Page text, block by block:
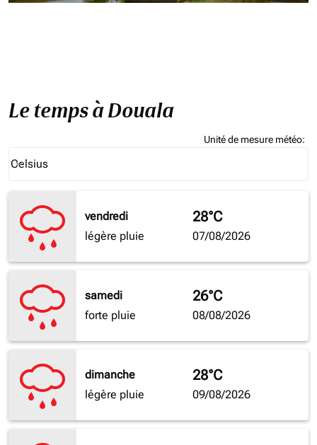
Le temps à Douala
Unité de mesure météo:
Celsius
keyboard_arrow_down
vendredi
légère pluie
28°C
07/08/2026
samedi
forte pluie
26°C
08/08/2026
dimanche
légère pluie
28°C
09/08/2026